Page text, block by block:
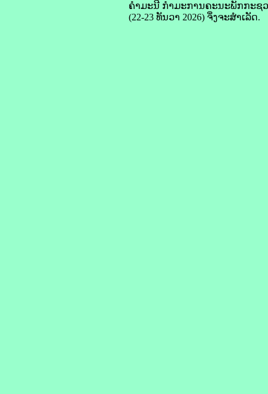
ຄຳມະນີ ກຳມະການຄະນະພັກກະຊວ
(22-23 ທັນວາ 2026) ຈຶ່ງຈະສໍາເລັດ.